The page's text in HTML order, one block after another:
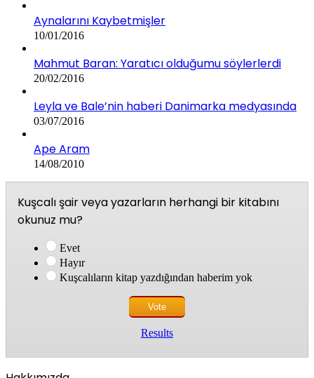
Aynalarını Kaybetmişler
10/01/2016
Mahmut Baran: Yaratıcı olduğumu söylerlerdi
20/02/2016
Leyla ve Bale’nin haberi Danimarka medyasında
03/07/2016
Ape Aram
14/08/2010
Kuşcalı şair veya yazarların herhangi bir kitabını
okunuz mu?
Evet
Hayır
Kuşcalıların kitap yazdığından haberim yok
Results